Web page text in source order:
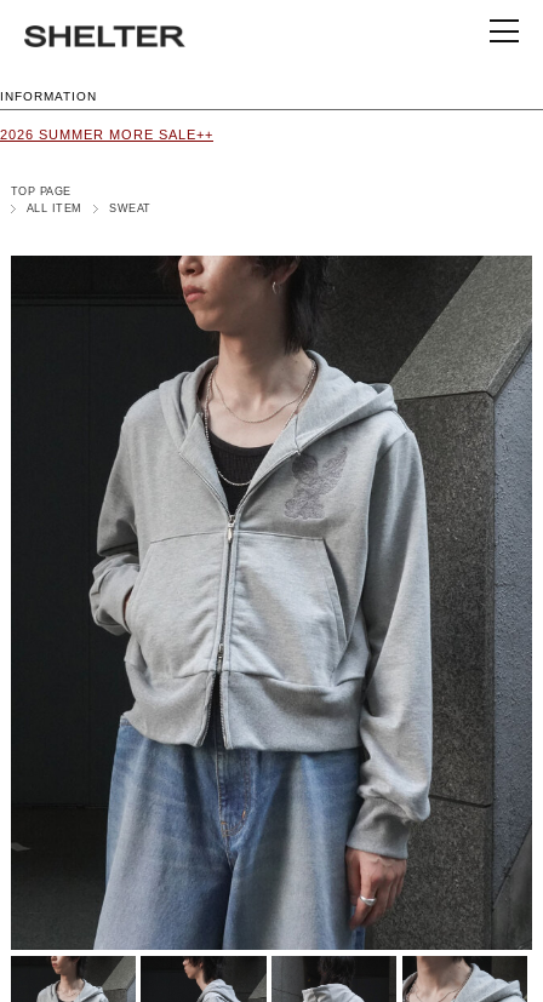
INFORMATION
2026 SUMMER MORE SALE++
TOP PAGE
ALL ITEM
SWEAT